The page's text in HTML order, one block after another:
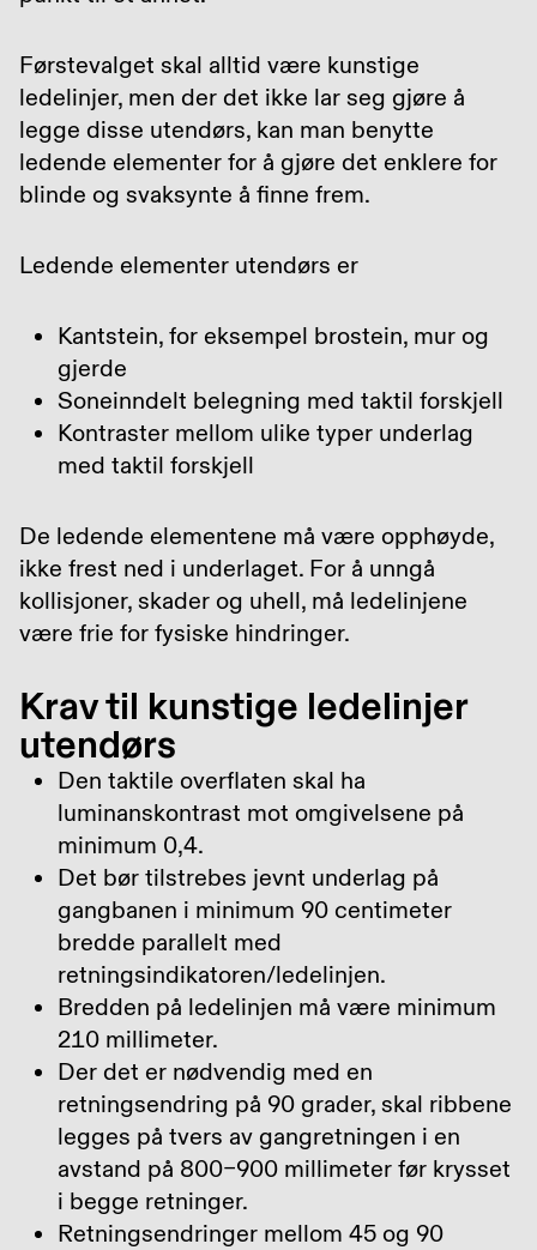
Førstevalget skal alltid være kunstige
ledelinjer, men der det ikke lar seg gjøre å
legge disse utendørs, kan man benytte
ledende elementer for å gjøre det enklere for
blinde og svaksynte å finne frem.
Ledende elementer utendørs er
Kantstein, for eksempel brostein, mur og
gjerde
Soneinndelt belegning med taktil forskjell
Kontraster mellom ulike typer underlag
med taktil forskjell
De ledende elementene må være opphøyde,
ikke frest ned i underlaget. For å unngå
kollisjoner, skader og uhell, må ledelinjene
være frie for fysiske hindringer.
Krav til kunstige ledelinjer
utendørs
Den taktile overflaten skal ha
luminanskontrast mot omgivelsene på
minimum 0,4.
Det bør tilstrebes jevnt underlag på
gangbanen i minimum 90 centimeter
bredde parallelt med
retningsindikatoren/ledelinjen.
Bredden på ledelinjen må være minimum
210 millimeter.
Der det er nødvendig med en
retningsendring på 90 grader, skal ribbene
legges på tvers av gangretningen i en
avstand på 800–900 millimeter før krysset
i begge retninger.
Retningsendringer mellom 45 og 90